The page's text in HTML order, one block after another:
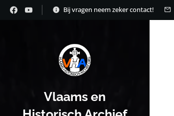
Bij vragen neem zeker contact!
Vlaams en